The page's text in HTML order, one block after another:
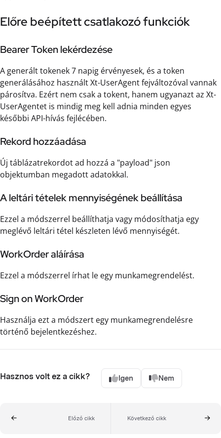
Előre beépített csatlakozó funkciók
Bearer Token lekérdezése
A generált tokenek 7 napig érvényesek, és a token
generálásához használt Xt-UserAgent fejváltozóval vannak
párosítva. Ezért nem csak a tokent, hanem ugyanazt az Xt-
UserAgentet is mindig meg kell adnia minden egyes
későbbi API-hívás fejlécében.
Rekord hozzáadása
Új táblázatrekordot ad hozzá a "payload" json
objektumban megadott adatokkal.
A leltári tételek mennyiségének beállítása
Ezzel a módszerrel beállíthatja vagy módosíthatja egy
meglévő leltári tétel készleten lévő mennyiségét.
WorkOrder aláírása
Ezzel a módszerrel írhat le egy munkamegrendelést.
Sign on WorkOrder
Használja ezt a módszert egy munkamegrendelésre
történő bejelentkezéshez.
Hasznos volt ez a cikk? Igen Nem
Előző cikk Következő cikk